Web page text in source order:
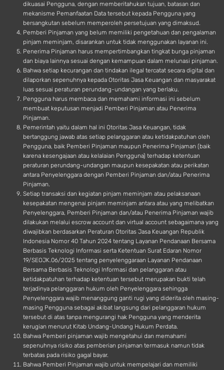
dikuasai Pengguna, dengan memberitahukan tujuan, batasan dan
mekanisme Pemanfaatan Data tersebut kepada Pengguna yang
bersangkutan sebelum memperoleh persetujuan yang dimaksud.
Pemberi Pinjaman yang belum memiliki pengetahuan dan pengalaman
pinjam meminjam, disarankan untuk tidak menggunakan layanan ini.
Penerima Pinjaman harus mempertimbangkan tingkat bunga pinjaman
dan biaya lainnya sesuai dengan kemampuan dalam melunasi pinjaman.
Bahwa setiap kecurangan dan tindakan ilegal tercatat secara digital dan
dilaporkan sepenuhnya kepada Otoritas Jasa Keuangan dan masyarakat
luas sesuai peraturan perundang-undangan yang berlaku.
Pengguna harus membaca dan memahami informasi ini sebelum
membuat keputusan menjadi Pemberi Pinjaman atau Penerima
Pinjaman.
Pemerintah yaitu dalam hal ini Otoritas Jasa Keuangan, tidak
bertanggung jawab atas setiap pelanggaran atau ketidakpatuhan oleh
Pengguna, baik Pemberi Pinjaman maupun Penerima Pinjaman (baik
karena kesengajaan atau kelalaian Pengguna) terhadap ketentuan
peraturan perundang-undangan maupun kesepakatan atau perikatan
antara Penyelenggara dengan Pemberi Pinjaman dan/atau Penerima
Pinjaman.
Setiap transaksi dan kegiatan pinjam meminjam atau pelaksanaan
kesepakatan mengenai pinjam meminjam antara atau yang melibatkan
Penyelenggara, Pemberi Pinjaman dan/atau Penerima Pinjaman wajib
dilakukan melalui escrow account dan virtual account sebagaimana yang
diwajibkan berdasarkan Peraturan Otoritas Jasa Keuangan Republik
Indonesia Nomor 40 Tahun 2024 tentang Layanan Pendanaan Bersama
Berbasis Teknologi Informasi serta Ketentuan Surat Edaran Nomor
19/SEOJK.06/2025 tentang penyelenggaraan Layanan Pendanaan
Bersama Berbasis Teknologi Informasi dan pelanggaran atau
ketidakpatuhan terhadap ketentuan tersebut merupakan bukti telah
terjadinya pelanggaran hukum oleh Penyelenggara sehingga
Penyelenggara wajib menanggung ganti rugi yang diderita oleh masing-
masing Pengguna sebagai akibat langsung dari pelanggaran hukum
tersebut di atas tanpa mengurangi hak Pengguna yang menderita
kerugian menurut Kitab Undang-Undang Hukum Perdata.
Bahwa Pemberi pinjaman wajib mengetahui dan memahami
sepenuhnya risiko atas pemberian pinjaman termasuk namun tidak
terbatas pada risiko gagal bayar.
Bahwa Pemberi Pinjaman wajib untuk mempelajari dan memiliki